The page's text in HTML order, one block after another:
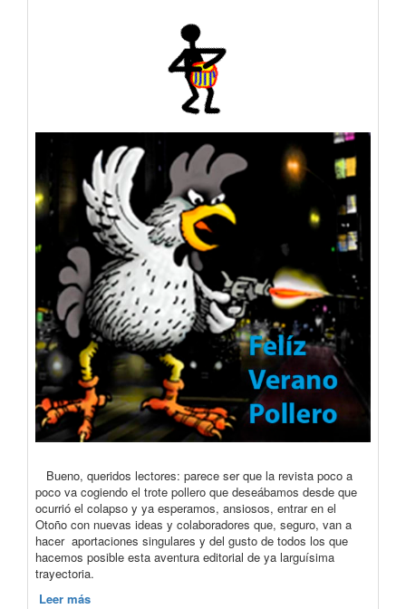
Bueno, queridos lectores: parece ser que la revista poco a
poco va cogiendo el trote pollero que deseábamos desde que
ocurrió el colapso y ya esperamos, ansiosos, entrar en el
Otoño con nuevas ideas y colaboradores que, seguro, van a
hacer aportaciones singulares y del gusto de todos los que
hacemos posible esta aventura editorial de ya larguísima
trayectoria.
Leer más